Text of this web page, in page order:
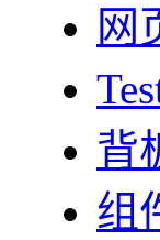
网
背
组